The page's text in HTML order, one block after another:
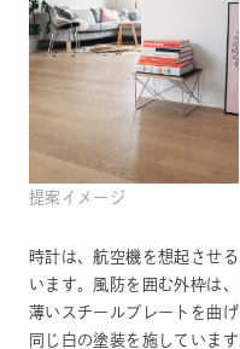
提案イメージ
時計は、航空機を想起させ
います。風防を囲む外枠は
薄いスチールプレートを曲
同じ白の塗装を施していま